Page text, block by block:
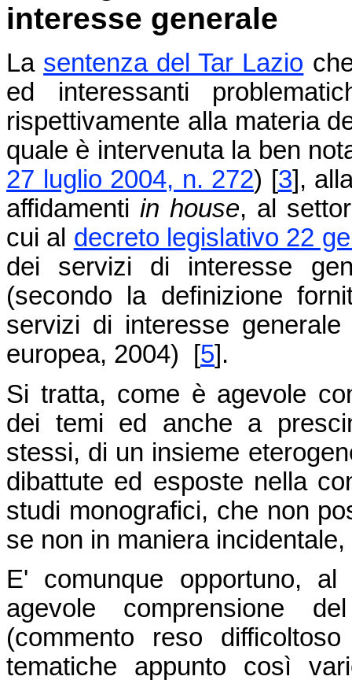
interesse generale
La sentenza del Tar Lazio
ed interessanti
rispettivamente alla materia
quale è intervenuta la ben
27 luglio 2004, n. 272) [3],
affidamenti in house, al
cui al decreto legislativo 22
dei servizi di interesse
(secondo la definizione
servizi di interesse
europea, 2004) [5].
Si tratta, come è agevole
dei temi ed anche a
stessi, di un insieme
dibattute ed esposte nella
studi monografici, che non
se non in maniera
E' comunque opportuno,
agevole comprensione
(commento reso
tematiche appunto così